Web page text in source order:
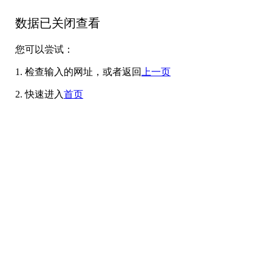
数据已关闭查看
您可以尝试：
1. 检查输入的网址，或者返回 上一页
2. 快速进入首页